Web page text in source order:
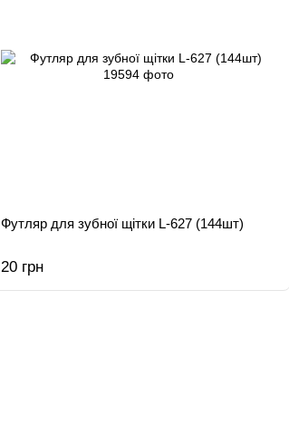
Футляр для зубної щітки L-627 (144шт)
20 грн